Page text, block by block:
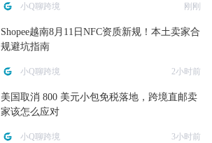
小Q聊跨境 刚刚
Shopee越南8月11日NFC资质新规！本土卖家合
规避坑指南
小Q聊跨境 2小时前
美国取消 800 美元小包免税落地，跨境直邮卖
家该怎么应对
小Q聊跨境 3小时前